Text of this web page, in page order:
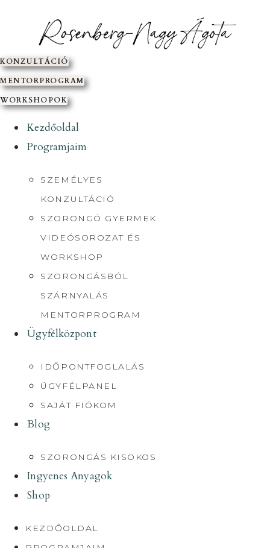
KONZULTÁCIÓ
MENTORPROGRAM
WORKSHOPOK
Kezdőoldal
Programjaim
SZEMÉLYES
KONZULTÁCIÓ
SZORONGÓ GYERMEK
VIDEÓSOROZAT ÉS
WORKSHOP
SZORONGÁSBÓL
SZÁRNYALÁS
MENTORPROGRAM
Ügyfélközpont
IDŐPONTFOGLALÁS
ÜGYFÉLPANEL
SAJÁT FIÓKOM
Blog
SZORONGÁS KISOKOS
Ingyenes Anyagok
Shop
KEZDŐOLDAL